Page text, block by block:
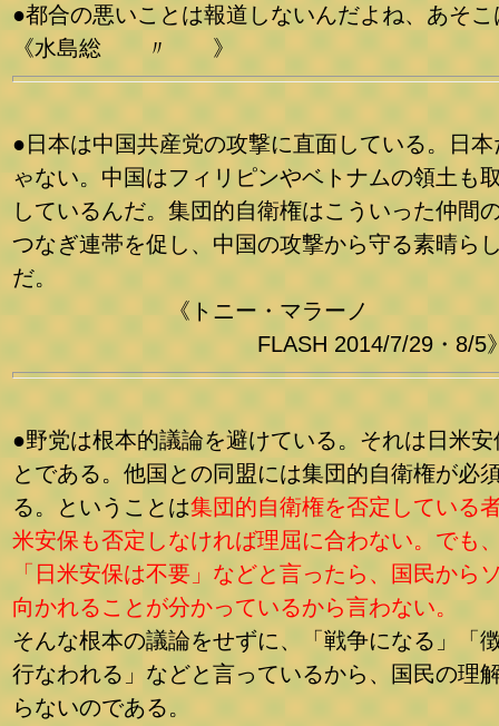
●都合の悪いことは報道しないんだよね、あそ
《水島総 〃 》
●日本は中国共産党の攻撃に直面している。日本
ゃない。中国はフィリピンやベトナムの領土も
しているんだ。集団的自衛権はこういった仲間
つなぎ連帯を促し、中国の攻撃から守る素晴ら
だ。
《トニー・マラーノ
FLASH 2014/7/29・8/5
●野党は根本的議論を避けている。それは日米安
とである。他国との同盟には集団的自衛権が必
る。ということは集団的自衛権を否定している
米安保も否定しなければ理屈に合わない。でも
「日米安保は不要」などと言ったら、国民から
向かれることが分かっているから言わない。
そんな根本の議論をせずに、「戦争になる」「
行なわれる」などと言っているから、国民の理
らないのである。